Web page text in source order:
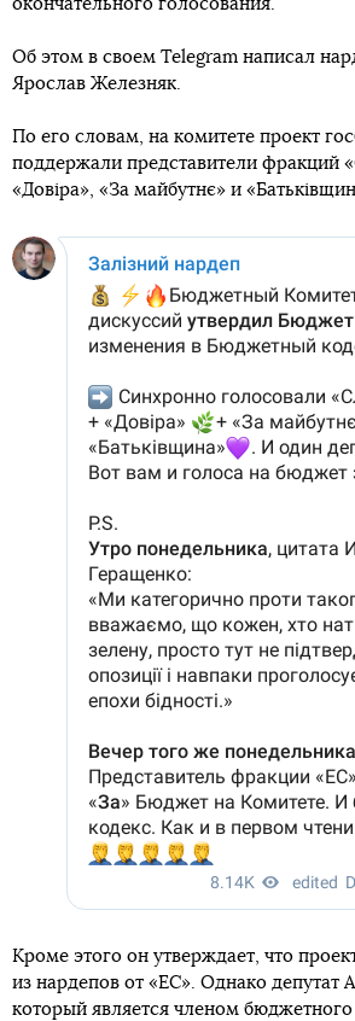
окончательного голосования.
Об этом в своем Telegram написал
Ярослав Железняк.
По его словам, на комитете проект
поддержали представители фракций
«Довіра», «За майбутнє» и
Кроме этого он утверждает, что
из нардепов от «ЕС». Однако депутат
который является членом бюджетного